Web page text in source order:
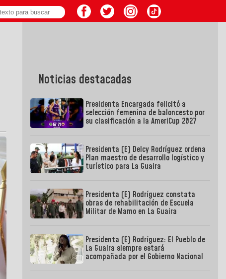
Noticias destacadas
Presidenta Encargada felicitó a
selección femenina de baloncesto por
su clasificación a la AmeriCup 2027
Presidenta (E) Delcy Rodríguez ordena
Plan maestro de desarrollo logístico y
turístico para La Guaira
Presidenta (E) Rodríguez constata
obras de rehabilitación de Escuela
Militar de Mamo en La Guaira
Presidenta (E) Rodríguez: El Pueblo de
La Guaira siempre estará
acompañada por el Gobierno Nacional